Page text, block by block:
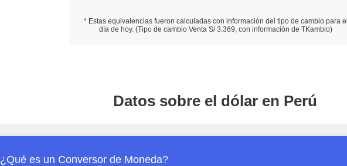
* Estas equivalencias fueron calculadas con información del tipo de cambio para
día de hoy. (Tipo de cambio Venta S/3.369, con información de TKambio)
Datos sobre el dólar en Perú
¿Qué es un Conversor de Moneda?